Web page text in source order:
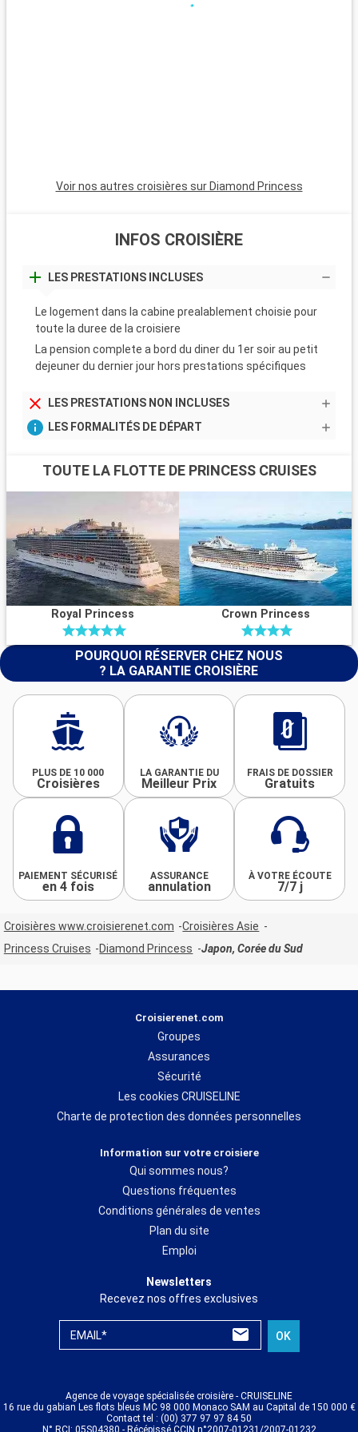
Voir nos autres croisières sur Diamond Princess
INFOS CROISIÈRE
LES PRESTATIONS INCLUSES
Le logement dans la cabine prealablement choisie pour
toute la duree de la croisiere
La pension complete a bord du diner du 1er soir au petit
dejeuner du dernier jour hors prestations spécifiques
LES PRESTATIONS NON INCLUSES
LES FORMALITÉS DE DÉPART
TOUTE LA FLOTTE DE PRINCESS CRUISES
Royal Princess Crown Princess
POURQUOI RÉSERVER CHEZ NOUS
? LA GARANTIE CROISIÈRE
PLUS DE 10 000
Croisières
LA GARANTIE DU
Meilleur Prix
FRAIS DE DOSSIER
Gratuits
PAIEMENT SÉCURISÉ
en 4 fois
ASSURANCE
annulation
À VOTRE ÉCOUTE
7/7 j
Croisières www.croisierenet.com
Croisières Asie
Princess Cruises
Diamond Princess Japon, Corée du Sud
Croisierenet.com
Groupes
Assurances
Sécurité
Les cookies CRUISELINE
Charte de protection des données personnelles
Information sur votre croisiere
Qui sommes nous?
Questions fréquentes
Conditions générales de ventes
Plan du site
Emploi
Newsletters
Recevez nos offres exclusives
EMAIL* OK
Agence de voyage spécialisée croisière - CRUISELINE
16 rue du gabian Les flots bleus MC 98 000 Monaco SAM au Capital de 150 000 €
Contact tel : (00) 377 97 97 84 50
N° RCI: 05S04380 - Récépissé CCIN n°2007-01231/2007-01232